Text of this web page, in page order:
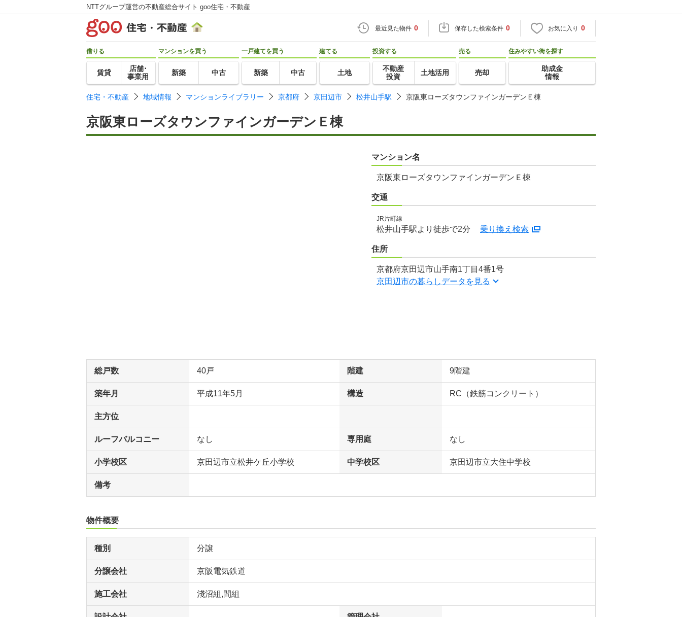
NTTグループ運営の不動産総合サイト goo住宅・不動産
最近見た物件 0 保存した検索条件 0 お気に入り 0
借りる
賃貸
店舗･
事業用
マンションを買う
新築 中古
一戸建てを買う
新築 中古
建てる
土地
投資する
不動産
投資
土地活用
売る
売却
住みやすい街を探す
助成金
情報
住宅・不動産 地域情報 マンションライブラリー 京都府 京田辺市 松井山手駅 京阪東ローズタウンファインガーデンＥ棟
京阪東ローズタウンファインガーデンＥ棟
マンション名
京阪東ローズタウンファインガーデンＥ棟
交通
JR片町線
松井山手駅より徒歩で2分 乗り換え検索
住所
京都府京田辺市山手南1丁目4番1号
京田辺市の暮らしデータを見る
総戸数 40戸 階建 9階建
築年月 平成11年5月 構造 RC（鉄筋コンクリート）
主方位
ルーフバルコニー なし 専用庭 なし
小学校区 京田辺市立松井ケ丘小学校 中学校区 京田辺市立大住中学校
備考
物件概要
種別 分譲
分譲会社 京阪電気鉄道
施工会社 淺沼組,間組